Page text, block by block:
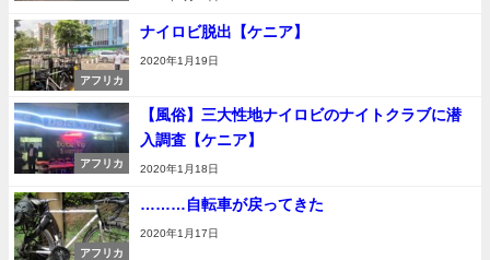
アフリカ
ナイロビ脱出【ケニア】
2020年1月19日
アフリカ
【風俗】三大性地ナイロビのナイトクラブに潜
入調査【ケニア】
2020年1月18日
アフリカ
………自転車が戻ってきた
2020年1月17日